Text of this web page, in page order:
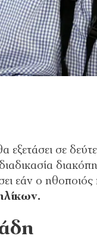
εξετάσει σε
εάν ο ηθοποιός